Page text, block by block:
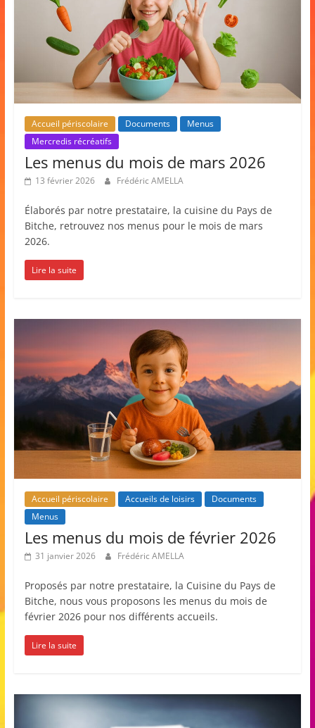
Accueil périscolaire Documents
Menus
Mercredis récréatifs
Les menus du mois de mars 2026
13 février 2026 Frédéric AMELLA
Élaborés par notre prestataire, la cuisine du Pays de
Bitche, retrouvez nos menus pour le mois de mars
2026.
Lire la suite
Accueil périscolaire Accueils de loisirs
Documents
Menus
Les menus du mois de février 2026
31 janvier 2026 Frédéric AMELLA
Proposés par notre prestataire, la Cuisine du Pays de
Bitche, nous vous proposons les menus du mois de
février 2026 pour nos différents accueils.
Lire la suite